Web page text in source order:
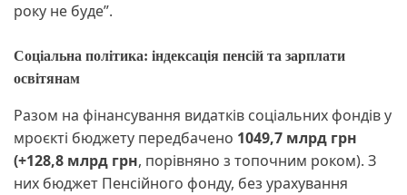
року не буде”.
Соціальна політика: індексація пенсій та зарплати
освітянам
Разом на фінансування видатків соціальних фондів у
мроєкті бюджету передбачено 1049,7 млрд грн
(+128,8 млрд грн, порівняно з топочним роком). З
них бюджет Пенсійного фонду, без урахування